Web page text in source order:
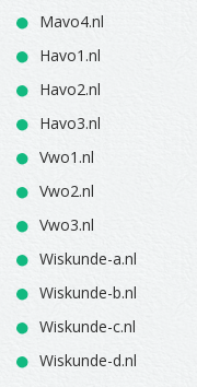
Mavo4.nl
Havo1.nl
Havo2.nl
Havo3.nl
Vwo1.nl
Vwo2.nl
Vwo3.nl
Wiskunde-a.nl
Wiskunde-b.nl
Wiskunde-c.nl
Wiskunde-d.nl